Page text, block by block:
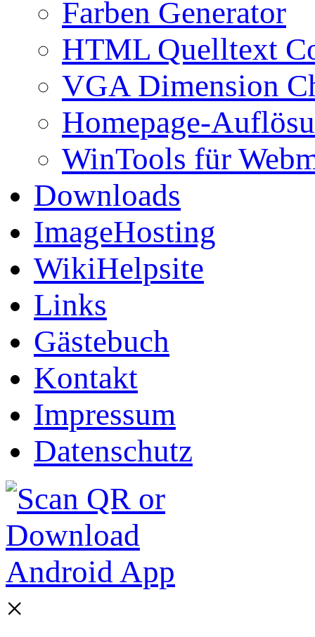
Farben Generator
HTML Quelltext
VGA Dimension
Homepage-
WinTools für
Downloads
ImageHosting
WikiHelpsite
Links
Gästebuch
Kontakt
Impressum
Datenschutz
×